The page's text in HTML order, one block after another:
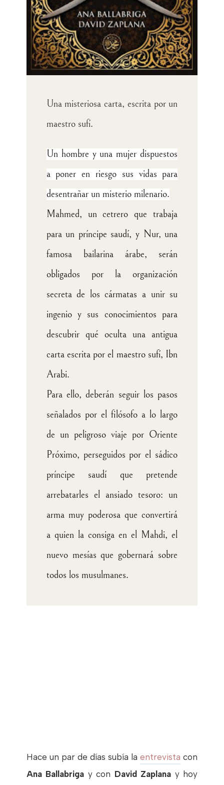
Una misteriosa carta, escrita por un
maestro sufí.
Un hombre y una mujer dispuestos
a poner en riesgo sus vidas para
desentrañar un misterio milenario.
Mahmed, un cetrero que trabaja
para un príncipe saudí, y Nur, una
famosa bailarina árabe, serán
obligados por la organización
secreta de los cármatas a unir su
ingenio y sus conocimientos para
descubrir qué oculta una antigua
carta escrita por el maestro sufí, Ibn
Arabi.
Para ello, deberán seguir los pasos
señalados por el filósofo a lo largo
de un peligroso viaje por Oriente
Próximo, perseguidos por el sádico
príncipe saudí que pretende
arrebatarles el ansiado tesoro: un
arma muy poderosa que convertirá
a quien la consiga en el Mahdi, el
nuevo mesías que gobernará sobre
todos los musulmanes.
Hace un par de días subía laentrevista con
Ana Ballabriga y con David Zaplana y hoy